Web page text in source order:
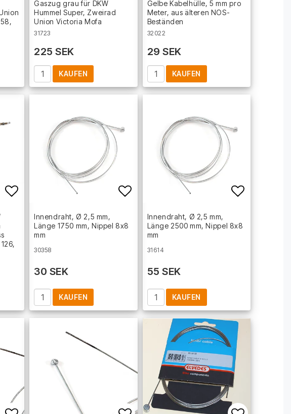
Gaszug grau für DKW
Hummel Super, Zweirad
Union Victoria Mofa
31723
225 SEK
KAUFEN
Gelbe Kabelhülle, 5 mm pro
Meter, aus älteren NOS-
Beständen
32022
29 SEK
KAUFEN
Add to list of favoritesAdd to list of favorites
Innendraht, Ø 2,5 mm,
Länge 1750 mm, Nippel 8x8
mm
30358
30 SEK
KAUFEN
Innendraht, Ø 2,5 mm,
Länge 2500 mm, Nippel 8x8
mm
31614
55 SEK
KAUFEN